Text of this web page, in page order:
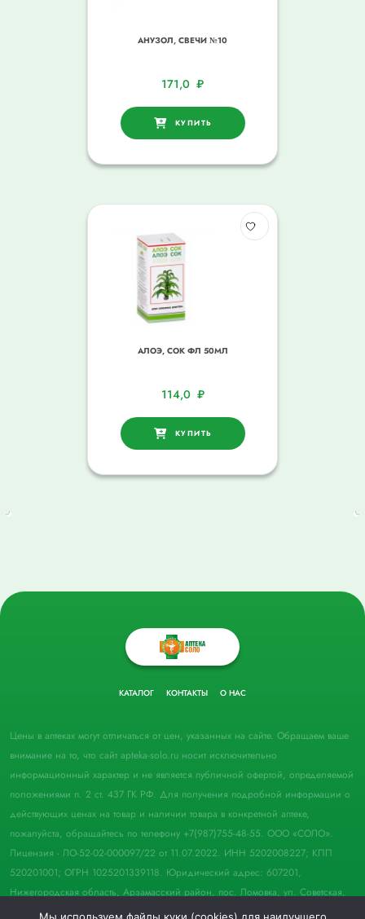
АНУЗОЛ, СВЕЧИ №10
171,0 ₽
КУПИТЬ
АЛОЭ, СОК ФЛ 50МЛ
114,0 ₽
КУПИТЬ
КАТАЛОГ КОНТАКТЫ О НАС
Цены в аптеках могут отличаться от цен, указанных на сайте. Обращаем ваше
внимание на то, что сайт apteka-solo.ru носит исключительно
информационный характер и не является публичной офертой, определяемой
положениями п. 2 ст. 437 ГК РФ. Для получения подробной информации о
действующих ценах на товар и наличии товара в конкретной аптеке,
пожалуйста, обращайтесь по телефону +7(987)755-48-55. ООО «СОЛО».
Лицензия - ЛО-52-02-000097/22 от 11.07.2022. ИНН 5202008227; КПП
520201001; ОГРН 1025201339118. Юридический адрес: 607201,
Нижегородская область, Арзамасский район, пос. Ломовка, ул. Советская,
д. 33, пом. 21.